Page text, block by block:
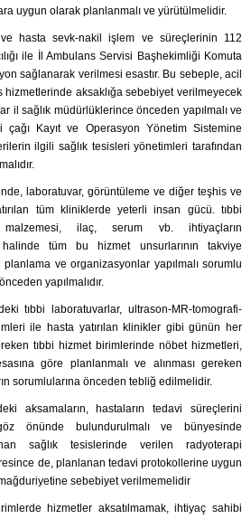
uygun olarak planlanmalı ve yürütülmelidir.
hasta sevk-nakil işlem ve süreçlerinin 112
ile İl Ambulans Servisi Başhekimliği Komuta
sağlanarak verilmesi esastır. Bu sebeple, acil
aksaklığa sebebiyet verilmeyecek
il sağlık müdürlüklerince önceden yapılmalı ve
çağı Kayıt ve Operasyon Yönetim Sistemine
ilgili sağlık tesisleri yönetimleri tarafından
laboratuvar, görüntüleme ve diğer teşhis ve
tüm kliniklerde yeterli insan gücü. tıbbi
ilaç, serum vb. ihtiyaçların
halinde tüm bu hizmet unsurlarının takviye
ve organizasyonlar yapılmalı sorumlu
yapılmalıdır.
tıbbi laboratuvarlar, ultrason-MR-tomografi-
ile hasta yatırılan klinikler gibi günün her
tıbbi hizmet birimlerinde nöbet hizmetleri,
göre planlanmalı ve alınması gereken
sorumlularına önceden tebliğ edilmelidir.
aksamaların, hastaların tedavi süreçlerini
önünde bulundurulmalı ve bünyesinde
sağlık tesislerinde verilen radyoterapi
de, planlanan tedavi protokollerine uygun
sebebiyet verilmemelidir
hizmetler aksatılmamak, ihtiyaç sahibi